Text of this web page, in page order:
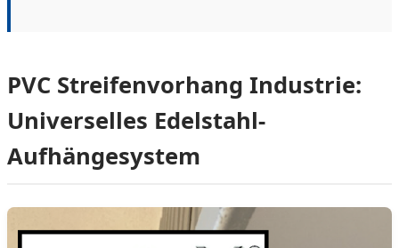
PVC Streifenvorhang Industrie:
Universelles Edelstahl-
Aufhängesystem